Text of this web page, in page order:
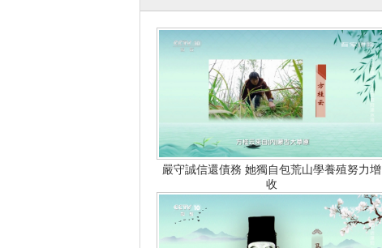
嚴守誠信還債務 她獨自包荒山學養殖努力增
收